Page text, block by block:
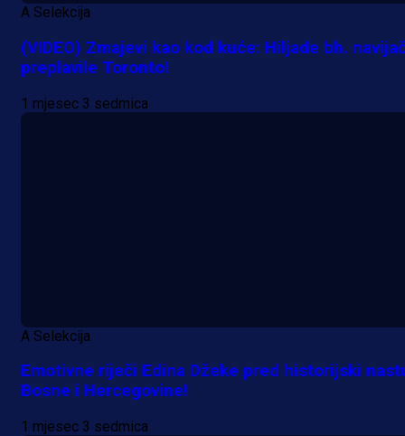
A Selekcija
(VIDEO) Zmajevi kao kod kuće: Hiljade bh.
preplavile Toronto!
1 mjesec 3 sedmica
A Selekcija
Emotivne riječi Edina Džeke pred historijski
Bosne i Hercegovine!
1 mjesec 3 sedmica